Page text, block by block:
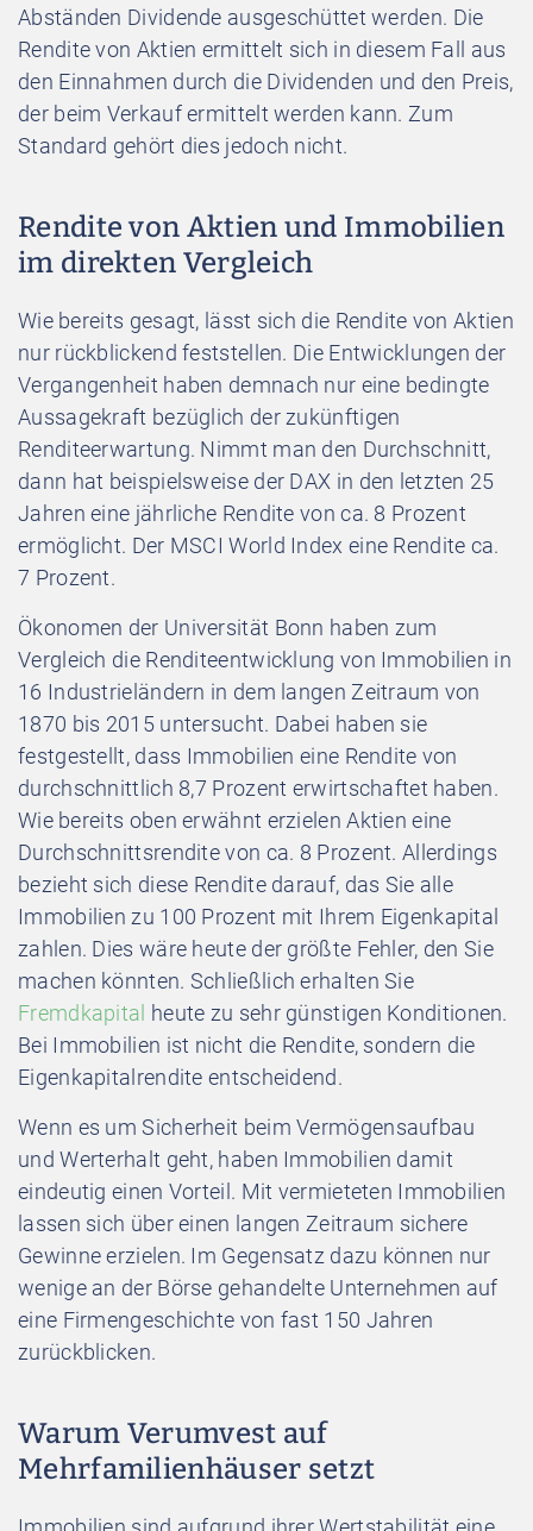
Abständen Dividende ausgeschüttet werden. Die
Rendite von Aktien ermittelt sich in diesem Fall aus
den Einnahmen durch die Dividenden und den Preis,
der beim Verkauf ermittelt werden kann. Zum
Standard gehört dies jedoch nicht.
Rendite von Aktien und Immobilien
im direkten Vergleich
Wie bereits gesagt, lässt sich die Rendite von Aktien
nur rückblickend feststellen. Die Entwicklungen der
Vergangenheit haben demnach nur eine bedingte
Aussagekraft bezüglich der zukünftigen
Renditeerwartung. Nimmt man den Durchschnitt,
dann hat beispielsweise der DAX in den letzten 25
Jahren eine jährliche Rendite von ca. 8 Prozent
ermöglicht. Der MSCI World Index eine Rendite ca.
7 Prozent.
Ökonomen der Universität Bonn haben zum
Vergleich die Renditeentwicklung von Immobilien in
16 Industrieländern in dem langen Zeitraum von
1870 bis 2015 untersucht. Dabei haben sie
festgestellt, dass Immobilien eine Rendite von
durchschnittlich 8,7 Prozent erwirtschaftet haben.
Wie bereits oben erwähnt erzielen Aktien eine
Durchschnittsrendite von ca. 8 Prozent. Allerdings
bezieht sich diese Rendite darauf, das Sie alle
Immobilien zu 100 Prozent mit Ihrem Eigenkapital
zahlen. Dies wäre heute der größte Fehler, den Sie
machen könnten. Schließlich erhalten Sie
Fremdkapital heute zu sehr günstigen Konditionen.
Bei Immobilien ist nicht die Rendite, sondern die
Eigenkapitalrendite entscheidend.
Wenn es um Sicherheit beim Vermögensaufbau
und Werterhalt geht, haben Immobilien damit
eindeutig einen Vorteil. Mit vermieteten Immobilien
lassen sich über einen langen Zeitraum sichere
Gewinne erzielen. Im Gegensatz dazu können nur
wenige an der Börse gehandelte Unternehmen auf
eine Firmengeschichte von fast 150 Jahren
zurückblicken.
Warum Verumvest auf
Mehrfamilienhäuser setzt